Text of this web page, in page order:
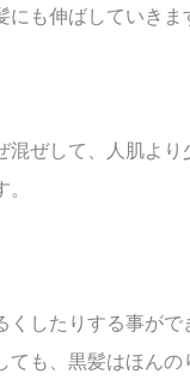
も伸ばしていきま
混ぜして、人肌よ
くしたりする事が
ても、黒髪はほんの